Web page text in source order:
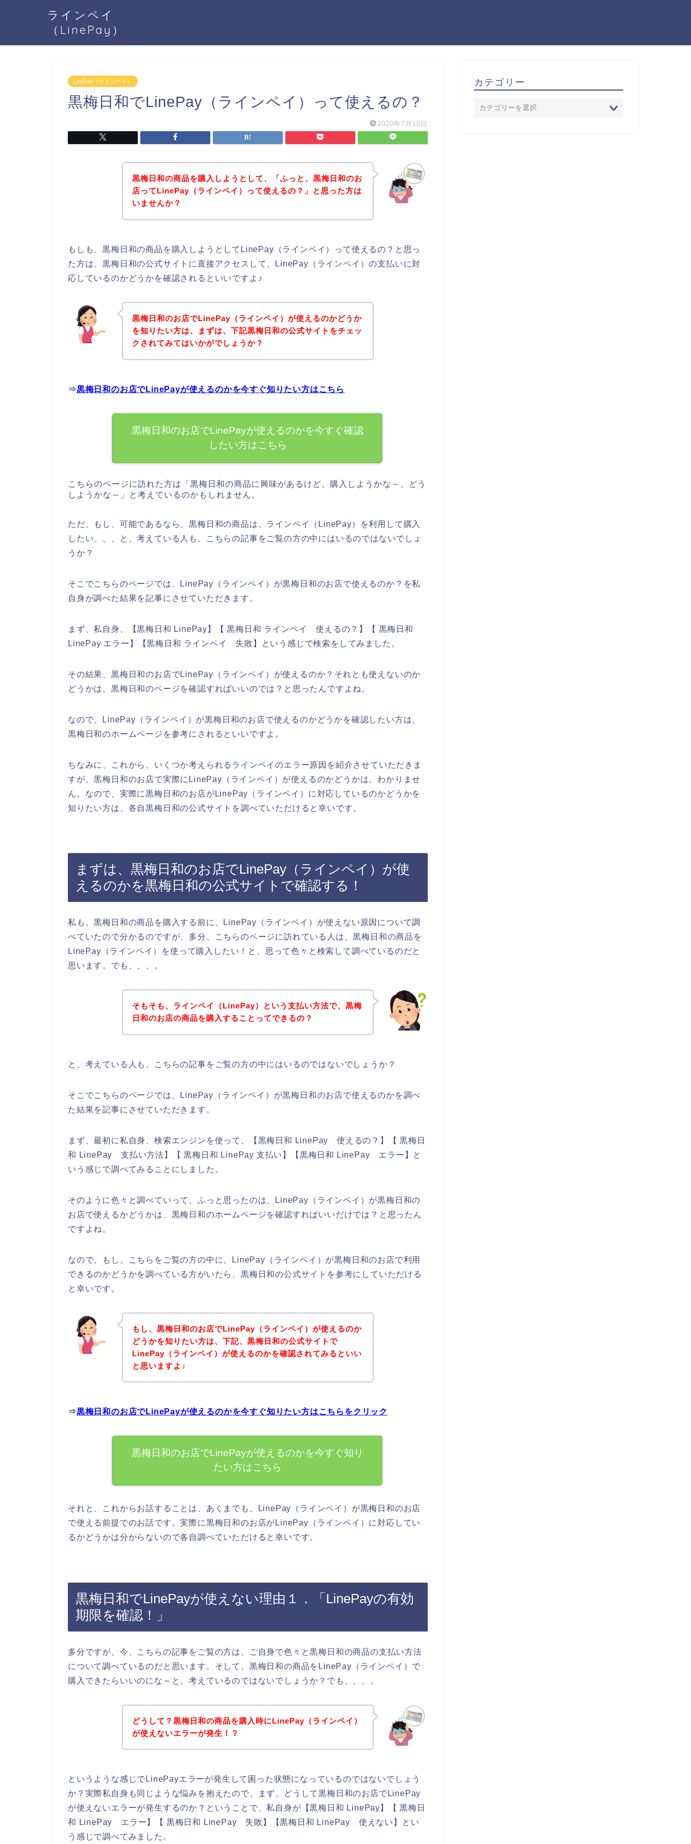
ラインペイ
（LinePay）
LinePay（ラインペイ）
黒梅日和でLinePay（ラインペイ）って使えるの？
2020年7月10日
黒梅日和の商品を購入しようとして、「ふっと、黒梅日和のお
店ってLinePay（ラインペイ）って使えるの？」と思った方は
いませんか？
もしも、黒梅日和の商品を購入しようとしてLinePay（ラインペイ）って使えるの？と思っ
た方は、黒梅日和の公式サイトに直接アクセスして、LinePay（ラインペイ）の支払いに対
応しているのかどうかを確認されるといいですよ♪
黒梅日和のお店でLinePay（ラインペイ）が使えるのかどうか
を知りたい方は、まずは、下記黒梅日和の公式サイトをチェッ
クされてみてはいかがでしょうか？
⇒黒梅日和のお店でLinePayが使えるのかを今すぐ知りたい方はこちら
黒梅日和のお店でLinePayが使えるのかを今すぐ確認
したい方はこちら
こちらのページに訪れた方は「黒梅日和の商品に興味があるけど、購入しようかな～、どう
しようかな～」と考えているのかもしれません。
ただ、もし、可能であるなら、黒梅日和の商品は、ラインペイ（LinePay）を利用して購入
したい、、、と、考えている人も、こちらの記事をご覧の方の中にはいるのではないでしょ
うか？
そこでこちらのページでは、LinePay（ラインペイ）が黒梅日和のお店で使えるのか？を私
自身が調べた結果を記事にさせていただきます。
まず、私自身、【黒梅日和 LinePay】【 黒梅日和 ラインペイ 使えるの？】【 黒梅日和
LinePay エラー】【黒梅日和 ラインペイ 失敗】という感じで検索をしてみました。
その結果、黒梅日和のお店でLinePay（ラインペイ）が使えるのか？それとも使えないのか
どうかは、黒梅日和のページを確認すればいいのでは？と思ったんですよね。
なので、LinePay（ラインペイ）が黒梅日和のお店で使えるのかどうかを確認したい方は、
黒梅日和のホームページを参考にされるといいですよ。
ちなみに、これから、いくつか考えられるラインペイのエラー原因を紹介させていただきま
すが、黒梅日和のお店で実際にLinePay（ラインペイ）が使えるのかどうかは、わかりませ
ん。なので、実際に黒梅日和のお店がLinePay（ラインペイ）に対応しているのかどうかを
知りたい方は、各自黒梅日和の公式サイトを調べていただけると幸いです。
まずは、黒梅日和のお店でLinePay（ラインペイ）が使
えるのかを黒梅日和の公式サイトで確認する！
私も、黒梅日和の商品を購入する前に、LinePay（ラインペイ）が使えない原因について調
べていたので分かるのですが、多分、こちらのページに訪れている人は、黒梅日和の商品を
LinePay（ラインペイ）を使って購入したい！と、思って色々と検索して調べているのだと
思います。でも、、、。
そもそも、ラインペイ（LinePay）という支払い方法で、黒梅
日和のお店の商品を購入することってできるの？
と、考えている人も、こちらの記事をご覧の方の中にはいるのではないでしょうか？
そこでこちらのページでは、LinePay（ラインペイ）が黒梅日和のお店で使えるのかを調べ
た結果を記事にさせていただきます。
まず、最初に私自身、検索エンジンを使って、【黒梅日和 LinePay 使えるの？】【 黒梅日
和 LinePay 支払い方法】【 黒梅日和 LinePay 支払い】【黒梅日和 LinePay エラー】と
いう感じで調べてみることにしました。
そのように色々と調べていって、ふっと思ったのは、LinePay（ラインペイ）が黒梅日和の
お店で使えるかどうかは、黒梅日和のホームページを確認すればいいだけでは？と思ったん
ですよね。
なので、もし、こちらをご覧の方の中に、LinePay（ラインペイ）が黒梅日和のお店で利用
できるのかどうかを調べている方がいたら、黒梅日和の公式サイトを参考にしていただける
と幸いです。
もし、黒梅日和のお店でLinePay（ラインペイ）が使えるのか
どうかを知りたい方は、下記、黒梅日和の公式サイトで
LinePay（ラインペイ）が使えるのかを確認されてみるといい
と思いますよ♪
⇒黒梅日和のお店でLinePayが使えるのかを今すぐ知りたい方はこちらをクリック
黒梅日和のお店でLinePayが使えるのかを今すぐ知り
たい方はこちら
それと、これからお話することは、あくまでも、LinePay（ラインペイ）が黒梅日和のお店
で使える前提でのお話です。実際に黒梅日和のお店がLinePay（ラインペイ）に対応してい
るかどうかは分からないので各自調べていただけると幸いです。
黒梅日和でLinePayが使えない理由１．「LinePayの有効
期限を確認！」
多分ですが、今、こちらの記事をご覧の方は、ご自身で色々と黒梅日和の商品の支払い方法
について調べているのだと思います。そして、黒梅日和の商品をLinePay（ラインペイ）で
購入できたらいいのにな～と、考えているのではないでしょうか？でも、、、。
どうして？黒梅日和の商品を購入時にLinePay（ラインペイ）
が使えないエラーが発生！？
というような感じでLinePayエラーが発生して困った状態になっているのではないでしょう
か？実際私自身も同じような悩みを抱えたので、まず、どうして黒梅日和のお店でLinePay
が使えないエラーが発生するのか？ということで、私自身が【黒梅日和 LinePay】【 黒梅日
和 LinePay エラー】【 黒梅日和 LinePay 失敗】【黒梅日和 LinePay 使えない】とい
う感じで調べてみました。
カテゴリー